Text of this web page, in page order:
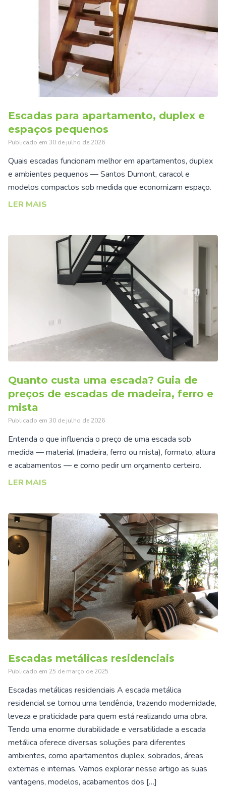
Escadas para apartamento, duplex e
espaços pequenos
Publicado em 30 de julho de 2026
Quais escadas funcionam melhor em apartamentos, duplex
e ambientes pequenos — Santos Dumont, caracol e
modelos compactos sob medida que economizam espaço.
LER MAIS
Quanto custa uma escada? Guia de
preços de escadas de madeira, ferro e
mista
Publicado em 30 de julho de 2026
Entenda o que influencia o preço de uma escada sob
medida — material (madeira, ferro ou mista), formato, altura
e acabamentos — e como pedir um orçamento certeiro.
LER MAIS
Escadas metálicas residenciais
Publicado em 25 de março de 2025
Escadas metálicas residenciais A escada metálica
residencial se tornou uma tendência, trazendo modernidade,
leveza e praticidade para quem está realizando uma obra.
Tendo uma enorme durabilidade e versatilidade a escada
metálica oferece diversas soluções para diferentes
ambientes, como apartamentos duplex, sobrados, áreas
externas e internas. Vamos explorar nesse artigo as suas
vantagens, modelos, acabamentos dos […]